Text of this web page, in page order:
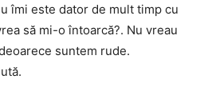
îmi este dator de mult timp cu
să mi-o întoarcă?. Nu vreau
suntem rude.